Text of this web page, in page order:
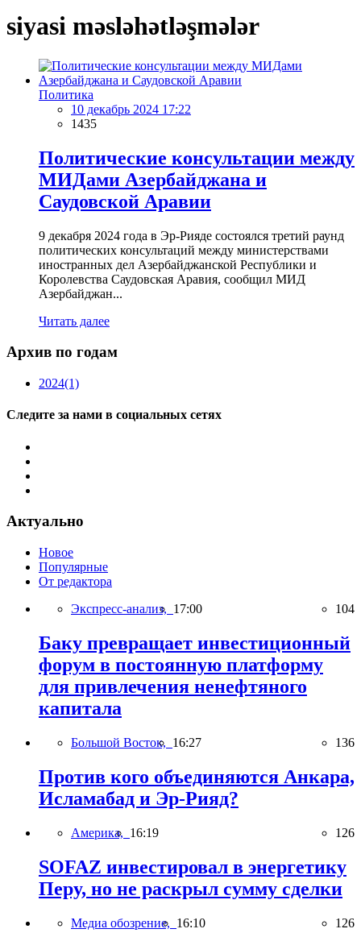
siyasi məsləhətləşmələr
Политика
10 декабрь 2024 17:22
1435
Политические консультации между
МИДами Азербайджана и
Саудовской Аравии
9 декабря 2024 года в Эр-Рияде состоялся третий раунд
политических консультаций между министерствами
иностранных дел Азербайджанской Республики и
Королевства Саудовская Аравия, сообщил МИД
Азербайджан...
Читать далее
Архив по годам
2024(1)
Следите за нами в социальных сетях
Актуально
Новое
Популярные
От редактора
Экспресс-анализ, 17:00 104
Баку превращает инвестиционный
форум в постоянную платформу
для привлечения ненефтяного
капитала
Большой Восток, 16:27 136
Против кого объединяются Анкара,
Исламабад и Эр-Рияд?
Америка, 16:19 126
SOFAZ инвестировал в энергетику
Перу, но не раскрыл сумму сделки
Медиа обозрение, 16:10 126